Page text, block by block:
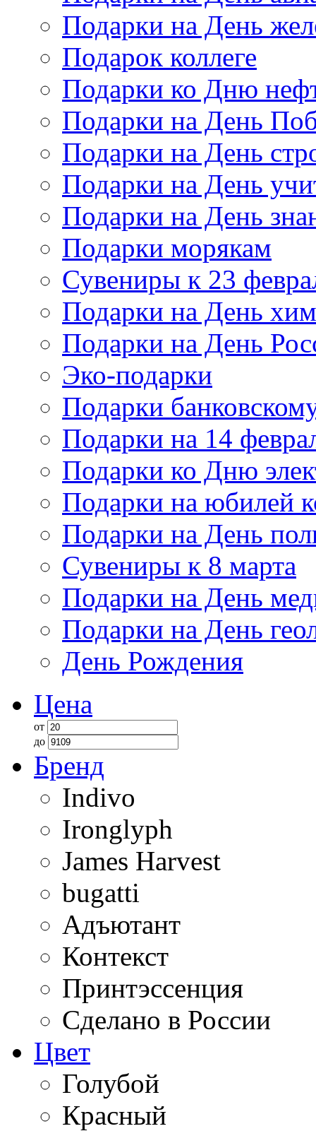
Подарки на День
Подарок коллеге
Подарки ко Дню
Подарки на День
Подарки на День
Подарки на День
Подарки на День
Подарки морякам
Сувениры к 23
Подарки на День
Подарки на День
Эко-подарки
Подарки
Подарки на 14
Подарки ко Дню
Подарки на юбилей
Подарки на День
Сувениры к 8 марта
Подарки на День
Подарки на День
День Рождения
Цена
от
до
Бренд
Indivo
Ironglyph
James Harvest
bugatti
Адъютант
Контекст
Принтэссенция
Сделано в России
Цвет
Голубой
Красный